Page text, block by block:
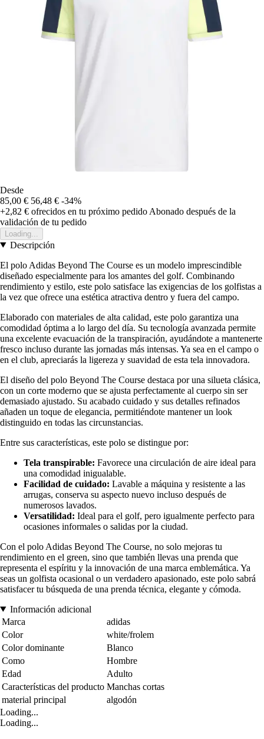
Desde
85,00 € 56,48 € -34%
+2,82 € ofrecidos en tu próximo pedido Abonado después de la
validación de tu pedido
Loading...
Descripción
El polo Adidas Beyond The Course es un modelo imprescindible
diseñado especialmente para los amantes del golf. Combinando
rendimiento y estilo, este polo satisface las exigencias de los golfistas a
la vez que ofrece una estética atractiva dentro y fuera del campo.
Elaborado con materiales de alta calidad, este polo garantiza una
comodidad óptima a lo largo del día. Su tecnología avanzada permite
una excelente evacuación de la transpiración, ayudándote a mantenerte
fresco incluso durante las jornadas más intensas. Ya sea en el campo o
en el club, apreciarás la ligereza y suavidad de esta tela innovadora.
El diseño del polo Beyond The Course destaca por una silueta clásica,
con un corte moderno que se ajusta perfectamente al cuerpo sin ser
demasiado ajustado. Su acabado cuidado y sus detalles refinados
añaden un toque de elegancia, permitiéndote mantener un look
distinguido en todas las circunstancias.
Entre sus características, este polo se distingue por:
Tela transpirable: Favorece una circulación de aire ideal para
una comodidad inigualable.
Facilidad de cuidado: Lavable a máquina y resistente a las
arrugas, conserva su aspecto nuevo incluso después de
numerosos lavados.
Versatilidad: Ideal para el golf, pero igualmente perfecto para
ocasiones informales o salidas por la ciudad.
Con el polo Adidas Beyond The Course, no solo mejoras tu
rendimiento en el green, sino que también llevas una prenda que
representa el espíritu y la innovación de una marca emblemática. Ya
seas un golfista ocasional o un verdadero apasionado, este polo sabrá
satisfacer tu búsqueda de una prenda técnica, elegante y cómoda.
Información adicional
Marca
adidas
Color
white/frolem
Color dominante
Blanco
Como
Hombre
Edad
Adulto
Características del producto Manchas cortas
material principal
algodón
Loading...
Loading...